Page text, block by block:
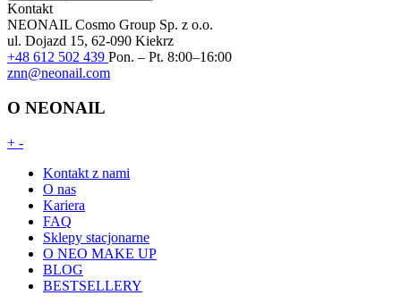
Kontakt
NEONAIL Cosmo Group Sp. z o.o.
ul. Dojazd 15, 62-090 Kiekrz
+48 612 502 439 Pon. – Pt. 8:00–16:00
znn@neonail.com
O NEONAIL
+ -
Kontakt z nami
O nas
Kariera
FAQ
Sklepy stacjonarne
O NEO MAKE UP
BLOG
BESTSELLERY